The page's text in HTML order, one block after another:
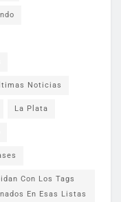
Noticias
La Plata
Con Los Tags
En Esas Listas